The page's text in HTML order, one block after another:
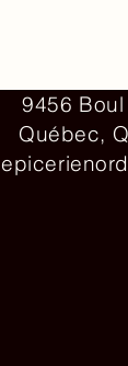
9456
Québec,